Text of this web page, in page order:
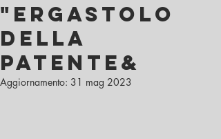
"ergastolo
della
patente&
Aggiornamento: 31 mag 2023